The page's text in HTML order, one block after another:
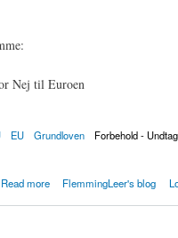
EU Grundloven Forbehold -
Read more FlemmingLeer's blog